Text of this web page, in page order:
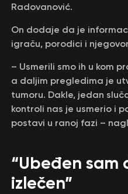
Radovanović.
On dodaje da je
igraču, porodici i
– Usmerili smo ih u kom
a daljim pregledima je
tumoru. Dakle, jedan
kontroli nas je usmerio i
postavi u ranoj fazi –
“Ubeđen sam
izlečen”